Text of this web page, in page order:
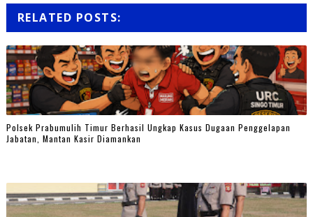
RELATED POSTS:
Polsek Prabumulih Timur Berhasil Ungkap Kasus Dugaan Penggelapan
Jabatan, Mantan Kasir Diamankan